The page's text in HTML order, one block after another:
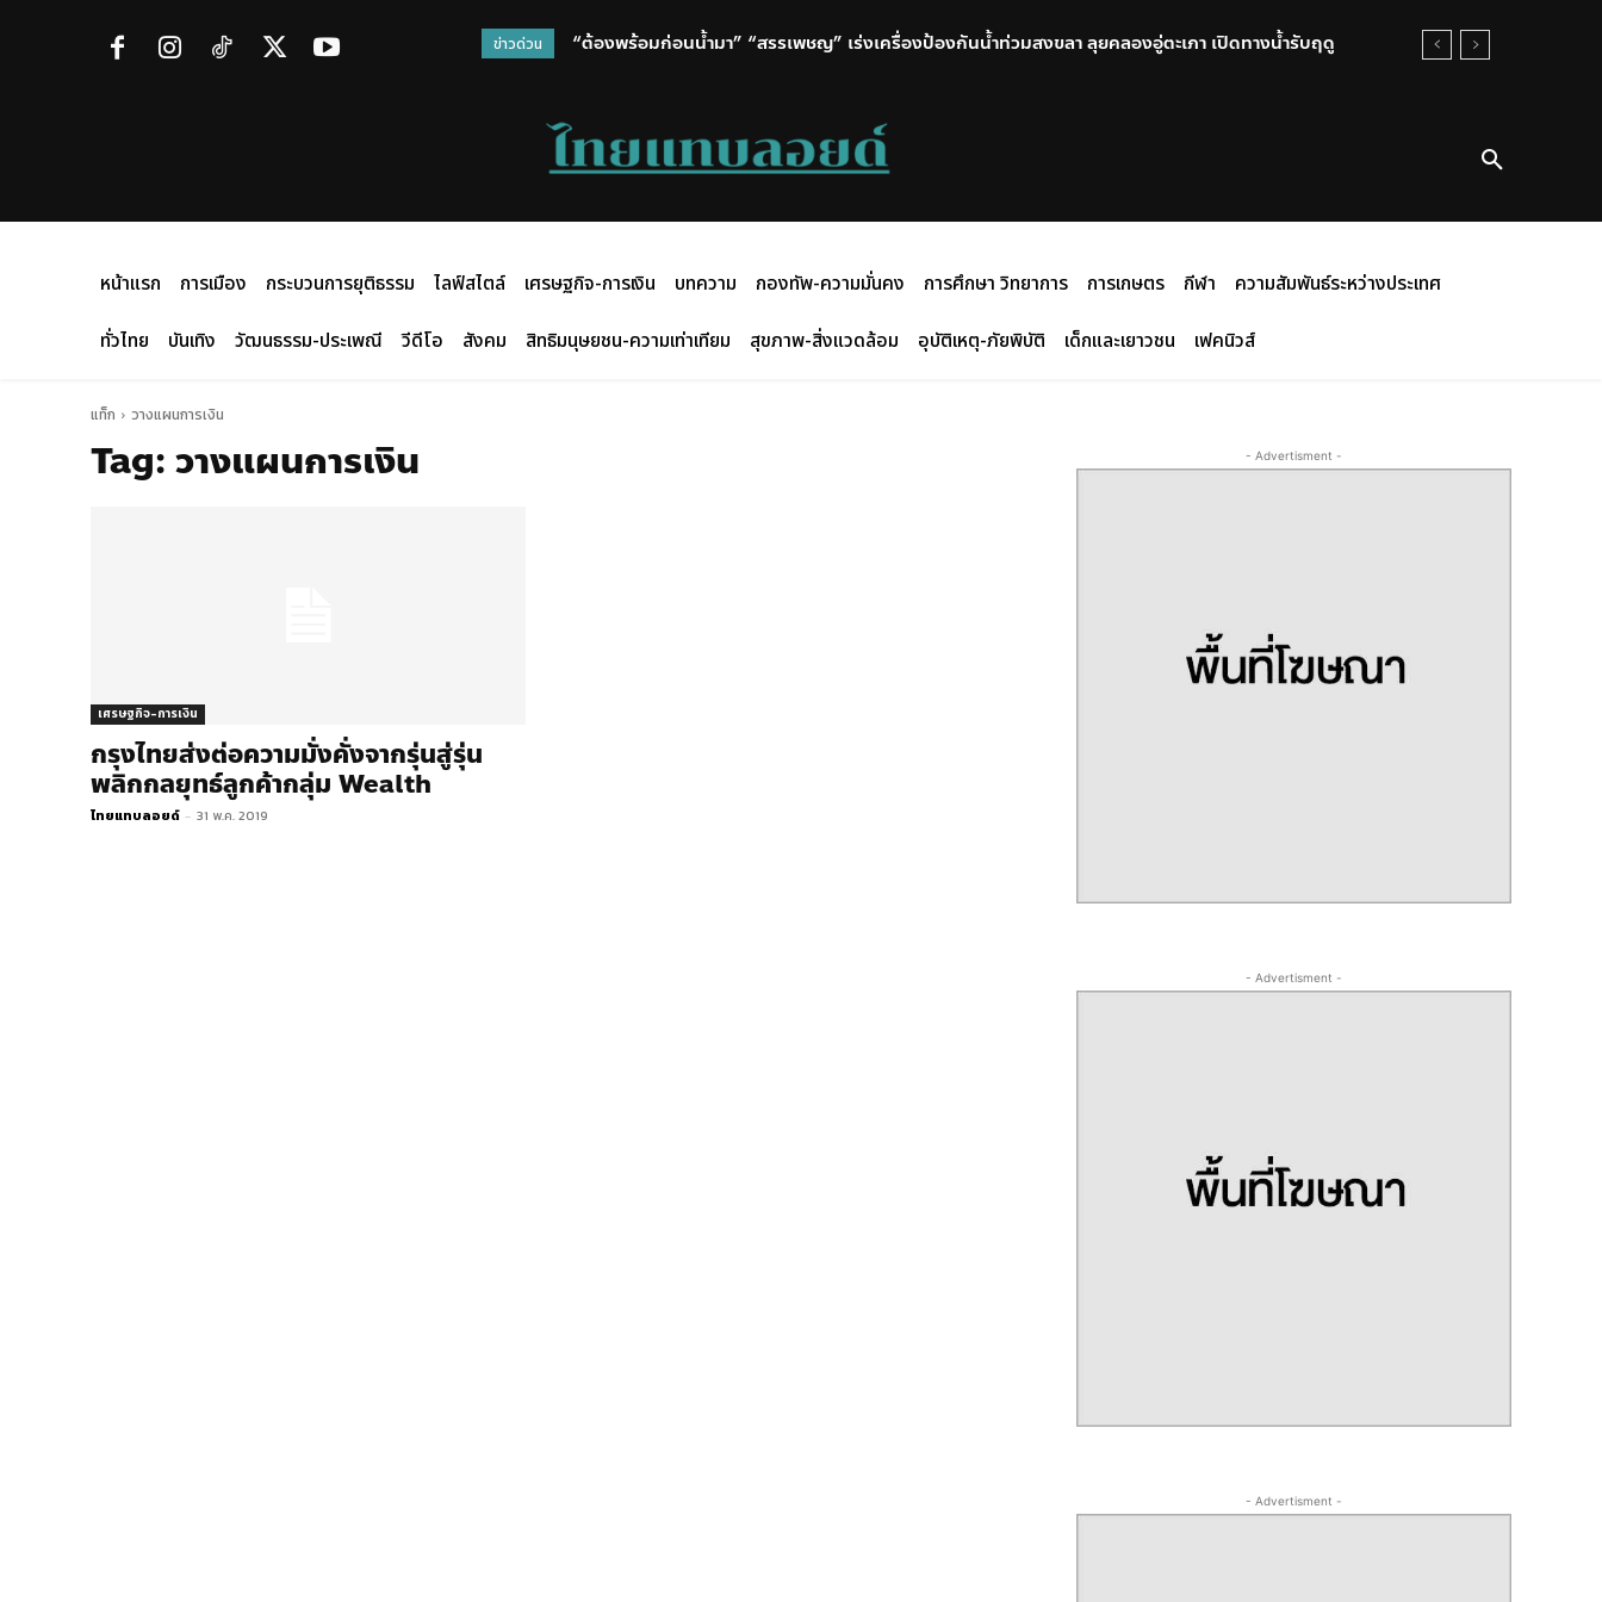
ข่าวด่วน
“ต้องพร้อมก่อนน้ำมา” “สรรเพชญ” เร่งเครื่องป้องกันน้ำท่วมสงขลา ลุยคลองอู่ตะเภา เปิดทางน้ำรับฤดู
หน้าแรก การเมือง กระบวนการยุติธรรม ไลฟ์สไตล์ เศรษฐกิจ-การเงิน บทความ กองทัพ-ความมั่นคง การศึกษา วิทยาการ การเกษตร กีฬา
ความสัมพันธ์ระหว่างประเทศ
ทั่วไทย
บันเทิง วัฒนธรรม-ประเพณี วีดีโอ สังคม สิทธิมนุษยชน-ความเท่าเทียม สุขภาพ-สิ่งแวดล้อม อุบัติเหตุ-ภัยพิบัติ เด็กและเยาวชน เฟคนิวส์
แท็ก วางแผนการเงิน
Tag:วางแผนการเงิน
เศรษฐกิจ-การเงิน
กรุงไทยส่งต่อความมั่งคั่งจากรุ่นสู่รุ่น
พลิกกลยุทธ์ลูกค้ากลุ่ม Wealth
ไทยแทบลอยด์ - 31 พ.ค. 2019
- Advertisment -
- Advertisment -
- Advertisment -